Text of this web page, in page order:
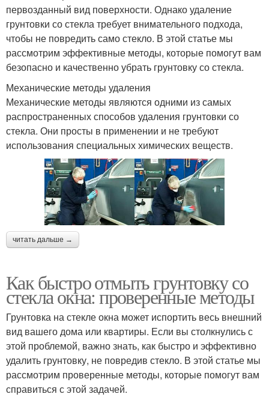
первозданный вид поверхности. Однако удаление
грунтовки со стекла требует внимательного подхода,
чтобы не повредить само стекло. В этой статье мы
рассмотрим эффективные методы, которые помогут вам
безопасно и качественно убрать грунтовку со стекла.
Механические методы удаления
Механические методы являются одними из самых
распространенных способов удаления грунтовки со
стекла. Они просты в применении и не требуют
использования специальных химических веществ.
читать дальше →
Как быстро отмыть грунтовку со
стекла окна: проверенные методы
Грунтовка на стекле окна может испортить весь внешний
вид вашего дома или квартиры. Если вы столкнулись с
этой проблемой, важно знать, как быстро и эффективно
удалить грунтовку, не повредив стекло. В этой статье мы
рассмотрим проверенные методы, которые помогут вам
справиться с этой задачей.